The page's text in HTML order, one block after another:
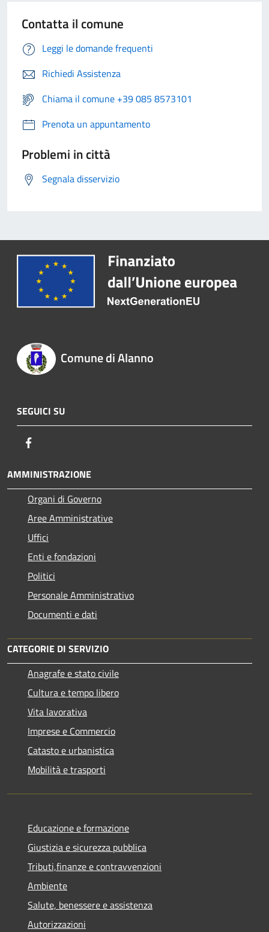
Contatta il comune
Leggi le domande frequenti
Richiedi Assistenza
Chiama il comune +39 085 8573101
Prenota un appuntamento
Problemi in città
Segnala disservizio
Comune di Alanno
SEGUICI SU
AMMINISTRAZIONE
Organi di Governo
Aree Amministrative
Uffici
Enti e fondazioni
Politici
Personale Amministrativo
Documenti e dati
CATEGORIE DI SERVIZIO
Anagrafe e stato civile
Cultura e tempo libero
Vita lavorativa
Imprese e Commercio
Catasto e urbanistica
Mobilità e trasporti
Educazione e formazione
Giustizia e sicurezza pubblica
Tributi,finanze e contravvenzioni
Ambiente
Salute, benessere e assistenza
Autorizzazioni